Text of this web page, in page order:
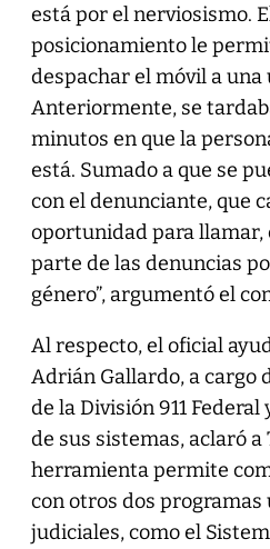
está por el nerviosismo.
posicionamiento le
despachar el móvil a una
Anteriormente, se
minutos en que la
está. Sumado a que se
con el denunciante, que
oportunidad para llamar,
parte de las denuncias
género”, argumentó el
Al respecto, el oficial
Adrián Gallardo, a cargo
de la División 911
de sus sistemas, aclaró a
herramienta permite
con otros dos programas
judiciales, como el